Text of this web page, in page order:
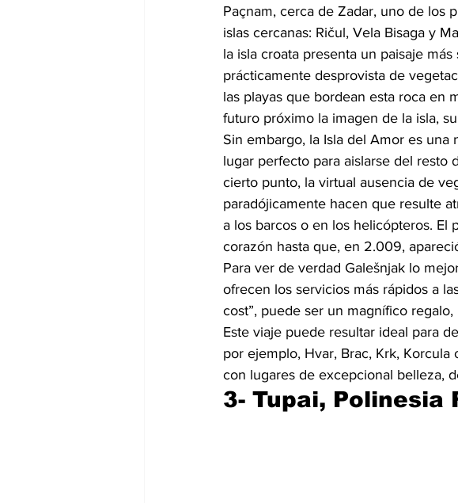
Paçnam, cerca de Zadar, uno de los
islas cercanas: Ričul, Vela Bisaga y
la isla croata presenta un paisaje
prácticamente desprovista de
las playas que bordean esta roca en
futuro próximo la imagen de la isla,
Sin embargo, la Isla del Amor es
lugar perfecto para aislarse del resto
cierto punto, la virtual ausencia de
paradójicamente hacen que resulte
a los barcos o en los helicópteros. El
corazón hasta que, en 2.009,
Para ver de verdad Galešnjak lo
ofrecen los servicios más rápidos a
cost”, puede ser un magnífico
Este viaje puede resultar ideal para
por ejemplo, Hvar, Brac, Krk,
con lugares de excepcional belleza,
3- Tupai, Polinesia